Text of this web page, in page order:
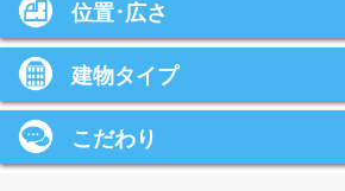
位置･広さ
建物タイプ
こだわり